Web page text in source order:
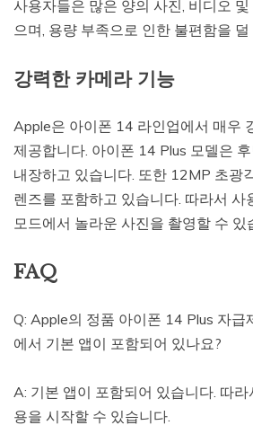
사용자들은 많은 양의 사진, 비디오
으며, 용량 부족으로 인한 불편함을
강력한 카메라 기능
Apple은 아이폰 14 라인업에서 매우
제공합니다. 아이폰 14 Plus 모델은
내장하고 있습니다. 또한 12MP 초광
렌즈를 포함하고 있습니다. 따라서 사
모드에서 놀라운 사진을 촬영할 수 있
FAQ
Q: Apple의 정품 아이폰 14 Plus 자급
에서 기본 앱이 포함되어 있나요?
A: 기본 앱이 포함되어 있습니다. 따
용을 시작할 수 있습니다.